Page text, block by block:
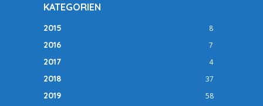
KATEGORIEN
2015 8
2016 7
2017 4
2018 37
2019 58